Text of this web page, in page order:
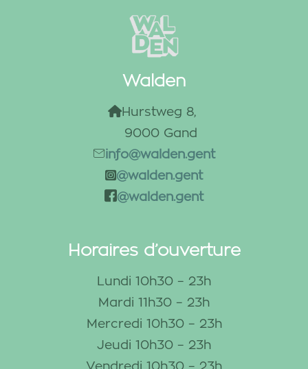
Walden
Hurstweg 8,
9000 Gand
info@walden.gent
@walden.gent
@walden.gent
Horaires d’ouverture
Lundi 10h30 – 23h
Mardi 11h30 – 23h
Mercredi 10h30 – 23h
Jeudi 10h30 – 23h